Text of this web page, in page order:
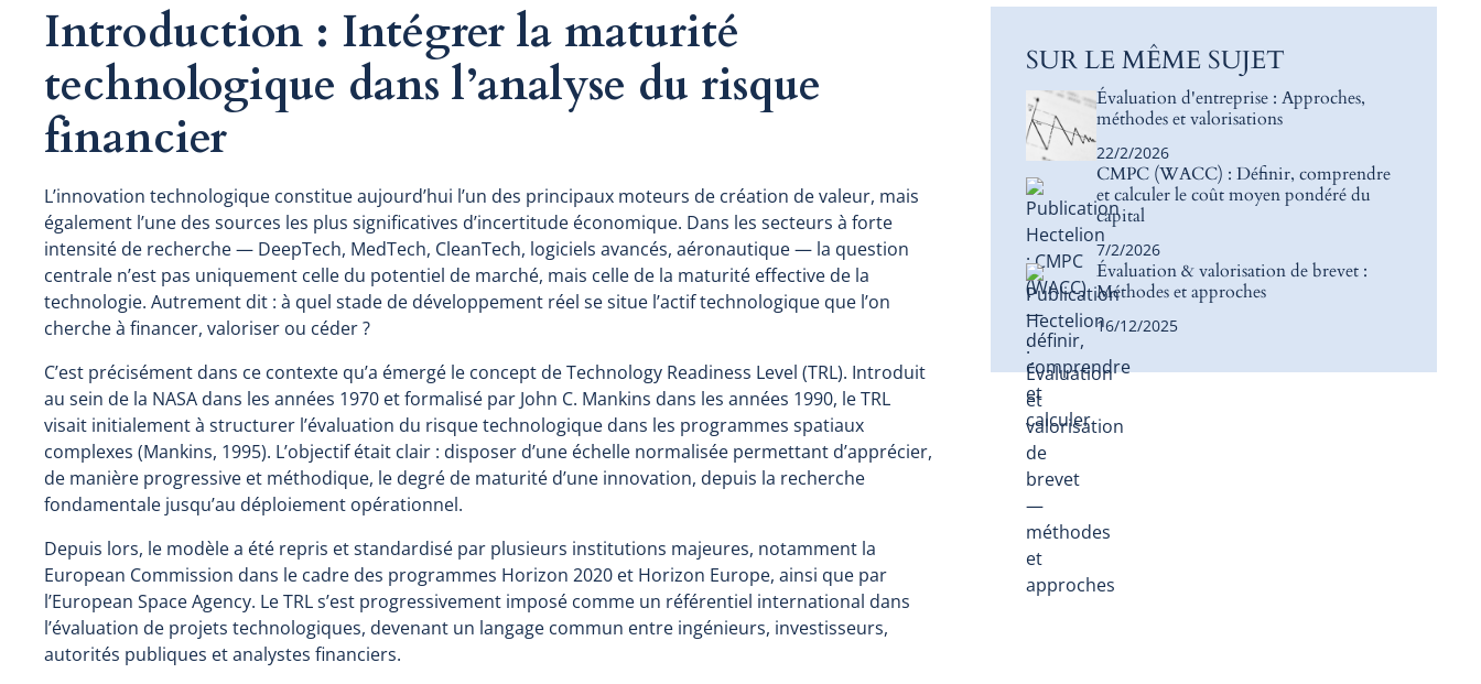
Introduction : Intégrer la maturité
technologique dans l’analyse du risque
financier
L’innovation technologique constitue aujourd’hui l’un des principaux moteurs de création de valeur, mais
également l’une des sources les plus significatives d’incertitude économique. Dans les secteurs à forte
intensité de recherche — DeepTech, MedTech, CleanTech, logiciels avancés, aéronautique — la question
centrale n’est pas uniquement celle du potentiel de marché, mais celle de la maturité effective de la
technologie. Autrement dit : à quel stade de développement réel se situe l’actif technologique que l’on
cherche à financer, valoriser ou céder ?
C’est précisément dans ce contexte qu’a émergé le concept de Technology Readiness Level (TRL). Introduit
au sein de la NASA dans les années 1970 et formalisé par John C. Mankins dans les années 1990, le TRL
visait initialement à structurer l’évaluation du risque technologique dans les programmes spatiaux
complexes (Mankins, 1995). L’objectif était clair : disposer d’une échelle normalisée permettant d’apprécier,
de manière progressive et méthodique, le degré de maturité d’une innovation, depuis la recherche
fondamentale jusqu’au déploiement opérationnel.
Depuis lors, le modèle a été repris et standardisé par plusieurs institutions majeures, notamment la
European Commission dans le cadre des programmes Horizon 2020 et Horizon Europe, ainsi que par
l’European Space Agency. Le TRL s’est progressivement imposé comme un référentiel international dans
l’évaluation de projets technologiques, devenant un langage commun entre ingénieurs, investisseurs,
autorités publiques et analystes financiers.
SUR LE MÊME SUJET
Évaluation d'entreprise : Approches,
méthodes et valorisations
22/2/2026
CMPC (WACC) : Définir, comprendre
et calculer le coût moyen pondéré du
capital
7/2/2026
Évaluation & valorisation de brevet :
Méthodes et approches
16/12/2025